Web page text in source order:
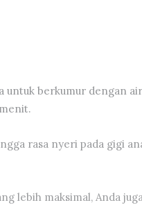
untuk berkumur dengan
rasa nyeri pada gigi
lebih maksimal, Anda